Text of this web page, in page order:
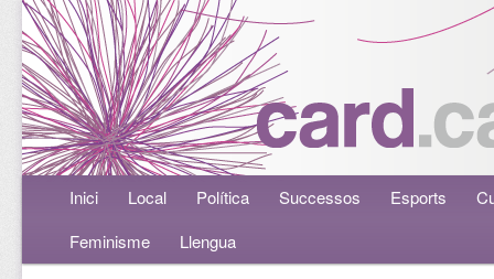
Menú principalAneu al contingut principal
Aneu al contingut secundari
Inici Local Política Successos Esports
Feminisme
Llengua